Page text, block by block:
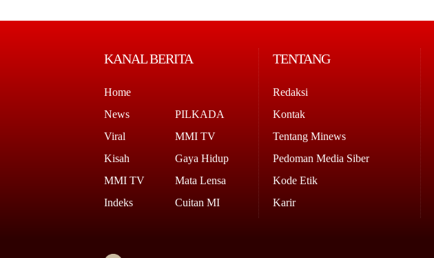
KANAL BERITA
Home
News
Viral
Kisah
MMI TV
Indeks
PILKADA
MMI TV
Gaya Hidup
Mata Lensa
Cuitan MI
TENTANG
Redaksi
Kontak
Tentang Minews
Pedoman Media Siber
Kode Etik
Karir